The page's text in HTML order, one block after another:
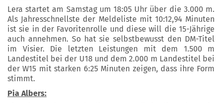
Lera startet am Samstag um 18:05 Uhr über die 3.000 m.
Als Jahresschnellste der Meldeliste mit 10:12,94 Minuten
ist sie in der Favoritenrolle und diese will die 15-Jährige
auch annehmen. So hat sie selbstbewusst den DM-Titel
im Visier. Die letzten Leistungen mit dem 1.500 m
Landestitel bei der U18 und dem 2.000 m Landestitel bei
der W15 mit starken 6:25 Minuten zeigen, dass ihre Form
stimmt.
Pia Albers: